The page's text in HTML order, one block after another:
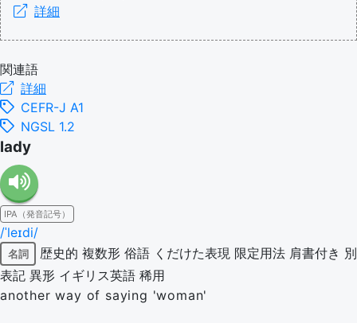
詳細
関連語
詳細
CEFR-J A1
NGSL 1.2
lady
IPA（発音記号）
/ˈleɪdi/
名詞 歴史的 複数形 俗語 くだけた表現 限定用法 肩書付き 別
表記 異形 イギリス英語 稀用
another way of saying 'woman'